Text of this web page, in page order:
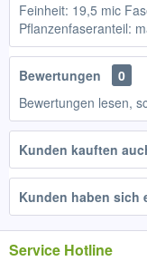
Feinheit: 19,5 mic
Pflanzenfaseranteil:
Bewertungen
0
Bewertungen lesen,
Kunden kauften
Kunden haben sich
Service Hotline